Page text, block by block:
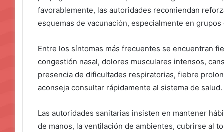
favorablemente, las autoridades recomiendan
esquemas de vacunación, especialmente en
Entre los síntomas más frecuentes se encuentran
congestión nasal, dolores musculares intensos,
presencia de dificultades respiratorias, fiebre
aconseja consultar rápidamente al sistema de salud.
Las autoridades sanitarias insisten en mantener
de manos, la ventilación de ambientes, cubrirse al